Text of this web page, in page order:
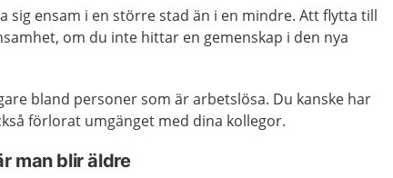
sig ensam i en större stad än i en mindre. Att flytta till
om du inte hittar en gemenskap i den nya
bland personer som är arbetslösa. Du kanske har
förlorat umgänget med dina kollegor.
man blir äldre